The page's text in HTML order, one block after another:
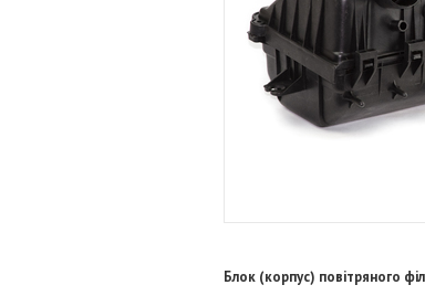
Блок (корпус) повітряного